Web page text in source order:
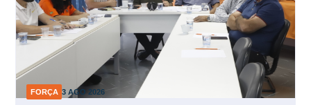
FORÇA 3 AGO 2026